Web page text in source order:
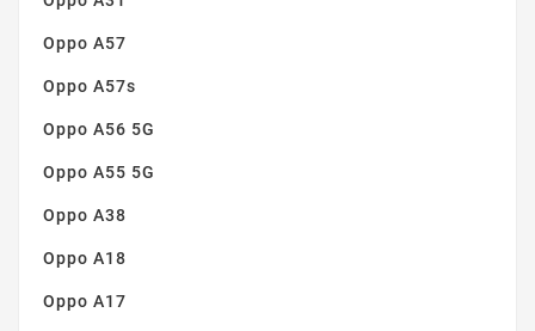
Oppo A57
Oppo A57s
Oppo A56 5G
Oppo A55 5G
Oppo A38
Oppo A18
Oppo A17